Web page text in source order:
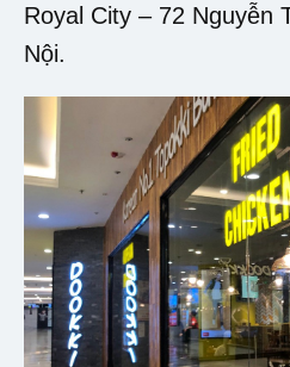
Royal City – 72 Nguyễn
Nội.